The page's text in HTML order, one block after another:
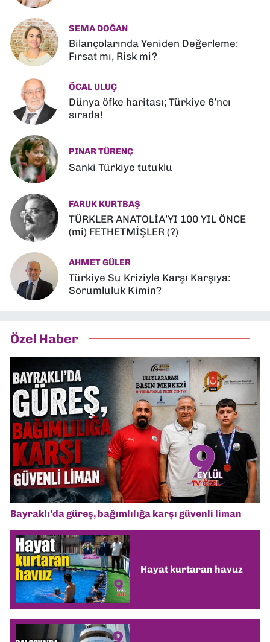
SEMA DOĞAN
Bilançolarında Yeniden Değerleme:
Fırsat mı, Risk mi?
ÖCAL ULUÇ
Dünya öfke haritası; Türkiye 6’ncı
sırada!
PINAR TÜRENÇ
Sanki Türkiye tutuklu
FARUK KURTBAŞ
TÜRKLER ANATOLİA’YI 100 YIL ÖNCE
(mi) FETHETMİŞLER (?)
AHMET GÜLER
Türkiye Su Kriziyle Karşı Karşıya:
Sorumluluk Kimin?
Özel Haber
Bayraklı’da güreş, bağımlılığa karşı güvenli liman
Hayat kurtaran havuz